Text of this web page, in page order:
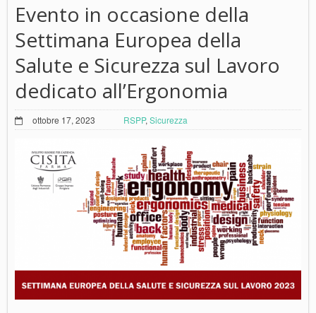
Evento in occasione della
Settimana Europea della
Salute e Sicurezza sul Lavoro
dedicato all’Ergonomia
ottobre 17, 2023 RSPP, Sicurezza